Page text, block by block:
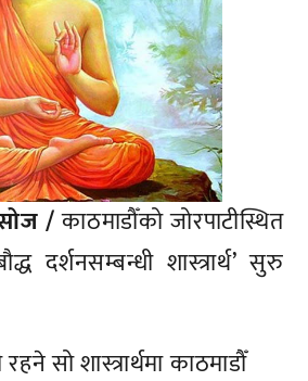
/काठमाडौँको जोरपाटीस्थित
दर्शनसम्बन्धी शास्त्रार्थ’ सुरु
सो शास्त्रार्थमा काठमाडौँ